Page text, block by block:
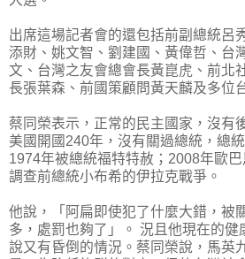
出席這場記者會的還包括前副總統呂
添財、姚文智、劉建國、黃偉哲、台
文、台灣之友會總會長黃崑虎、前北
長張葉森、前國策顧問黃天麟及多位
蔡同榮表示，正常的民主國家，沒有
美國開國240年，沒有關過總統，總
1974年被總統福特特赦；2008年歐
調查前總統小布希的伊拉克戰爭。
他說，「阿扁即使犯了什麼大錯，被
多，處罰也夠了」。 況且他現在的健
說又有昏倒的情況。蔡同榮說，馬英